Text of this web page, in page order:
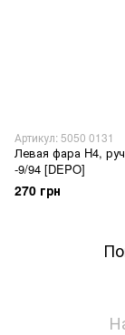
Артикул: 5050 0131
Левая фара H4,
-9/94 [DEPO]
270 грн